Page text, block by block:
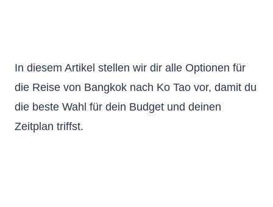
In diesem Artikel stellen wir dir alle Optionen für
die Reise von Bangkok nach Ko Tao vor, damit du
die beste Wahl für dein Budget und deinen
Zeitplan triffst.